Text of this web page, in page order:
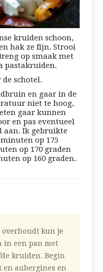
kruiden schoon,
hak ze fijn. Strooi
op smaak met
pastakruiden.
schotel.
en gaar in de
niet te hoog,
gaar kunnen
en pas eventueel
aan. Ik gebruikte
op 175
op 170 graden
op 160 graden.
overhoudt kun je
in een pan met
kruiden. Begin
en aubergines en